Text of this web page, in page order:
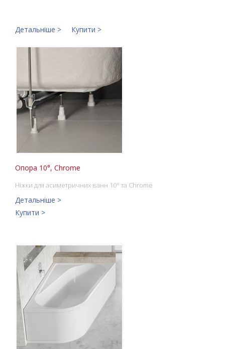
Детальніше > Купити >
Опора 10°, Chrome
Ніжки для асиметричних ванн 10° та Chrome
Детальніше >
Купити >